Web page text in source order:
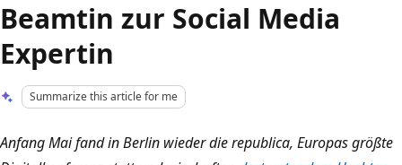
Beamtin zur Social Media
Expertin
Summarize this article for me
Anfang Mai fand in Berlin wieder die republica, Europas größte